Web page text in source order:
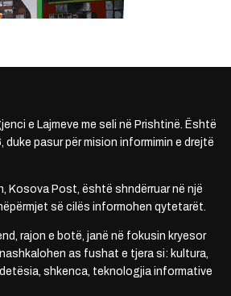
e Lajmeve me seli në Prishtinë. Është
duke pasur për mision informimin e drejtë
Kosova Post, është shndërruar në një
së cilës informohen qytetarët.
rajon e botë, janë në fokusin kryesor
as fushat e tjera si: kultura,
shkenca, teknologjia informative